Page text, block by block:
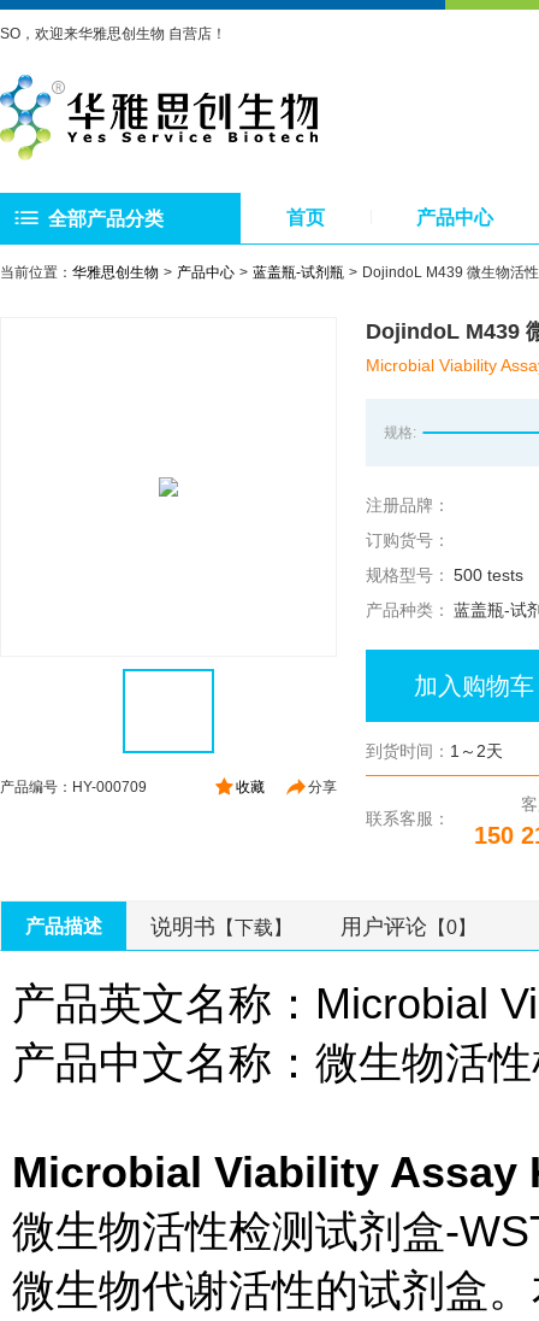
SO，欢迎来华雅思创生物 自营店！
全部产品分类 首页 产品中心
当前位置： 华雅思创生物 产品中心 蓝盖瓶-试剂瓶 DojindoL M439 微生物活
分享
收藏
产品编号：HY-000709
DojindoL M439
Microbial Viability
规格:
注册品牌：
订购货号：
规格型号： 500 tests
产品种类： 蓝盖瓶-试
加入购物车
到货时间： 1～2天
联系客服：
150
产品描述 说明书 【下载】 用户评论 【0】
产品英文名称：Microbial
产品中文名称：微生物活
Microbial Viability Assay
微生物活性检测试剂盒-
微生物代谢活性的试剂盒